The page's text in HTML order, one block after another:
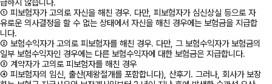
급하지 않습니다.
① 피보험자가 고의로 자신을 해친 경우. 다만, 피보험자가 심신상실 등으로 자
유로운 의사결정을 할 수 없는 상태에서 자신을 해친 경우에는 보험금을 지급합
니다.
② 보험수익자가 고의로 피보험자를 해친 경우. 다만, 그 보험수익자가 보험금의
일부 보험수익자인 경우에는 다른 보험수익자에 대한 보험금은 지급합니다.
③ 계약자가 고의로 피보험자를 해친 경우
④ 피보험자의 임신, 출산(제왕절개를 포함합니다), 산후기. 그러나, 회사가 보장